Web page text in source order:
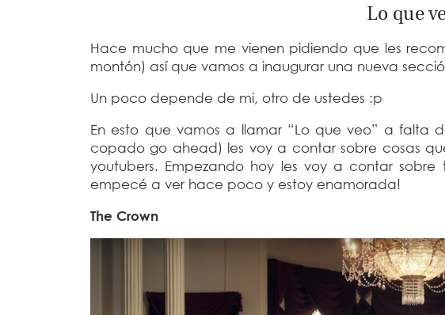
Lo que
Hace mucho que me vienen pidiendo que les
montón) así que vamos a inaugurar una nueva
Un poco depende de mi, otro de ustedes :p
En esto que vamos a llamar “Lo que veo” a falta
copado go ahead) les voy a contar sobre cosas
youtubers. Empezando hoy les voy a contar
empecé a ver hace poco y estoy enamorada!
The Crown